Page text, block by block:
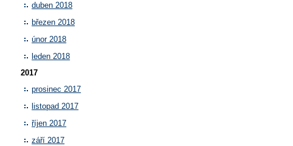
duben 2018
březen 2018
únor 2018
leden 2018
2017
prosinec 2017
listopad 2017
říjen 2017
září 2017